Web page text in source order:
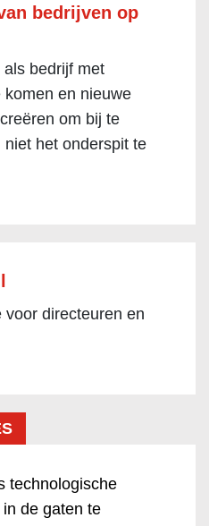
bedrijven op
bedrijf met
en nieuwe
om bij te
niet het onderspit te
voor directeuren en
technologische
de gaten te